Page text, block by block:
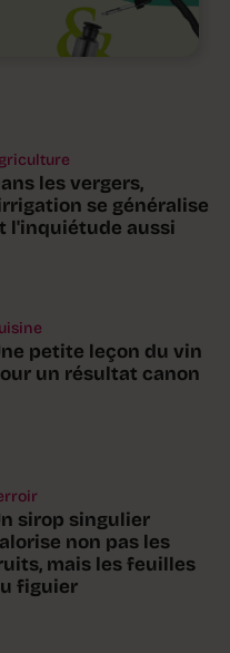
les vergers,
se généralise
l'inquiétude aussi
petite leçon du vin
un résultat canon
sirop singulier
non pas les
mais les feuilles
figuier